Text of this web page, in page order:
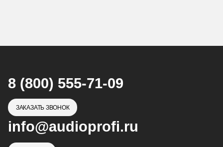
8 (800) 555-71-09
ЗАКАЗАТЬ ЗВОНОК
info@audioprofi.ru